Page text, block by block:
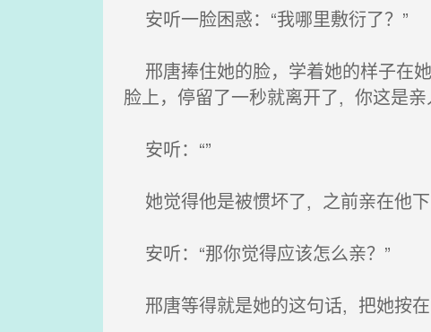
安听一脸困惑：“我哪里敷衍了？”
邢唐捧住她的脸，学着她的样子在
脸上，停留了一秒就离开了, 你这是亲
安听：“”
她觉得他是被惯坏了, 之前亲在他
安听：“那你觉得应该怎么亲？”
邢唐等得就是她的这句话, 把她按在